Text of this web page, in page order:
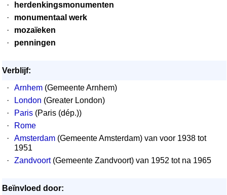
·
herdenkingsmonumenten
·
monumentaal werk
·
mozaïeken
·
penningen
Verblijf:
·
Arnhem (Gemeente Arnhem)
·
London (Greater London)
·
Paris (Paris (dép.))
·
Rome
·
Amsterdam (Gemeente Amsterdam) van voor 1938 tot
1951
·
Zandvoort(Gemeente Zandvoort) van 1952 tot na 1965
Beïnvloed door: